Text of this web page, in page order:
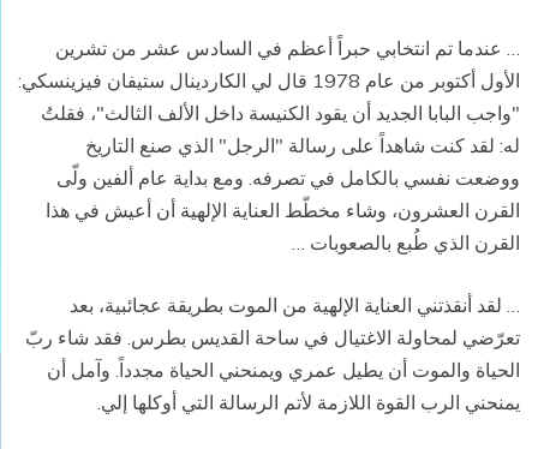
… عندما تم انتخابي حبراً أعظم في السادس عشر من تشرين
الأول أكتوبر من عام 1978 قال لي الكاردينال ستيفان فيزينسكي:
"واجب البابا الجديد أن يقود الكنيسة داخل الألف الثالث"، فقلتُ
له: لقد كنت شاهداً على رسالة "الرجل" الذي صنع التاريخ
ووضعت نفسي بالكامل في تصرفه. ومع بداية عام ألفين ولّى
القرن العشرون، وشاء مخطّط العناية الإلهية أن أعيش في هذا
القرن الذي طُبع بالصعوبات …
… لقد أنقذتني العناية الإلهية من الموت بطريقة عجائبية، بعد
تعرّضي لمحاولة الاغتيال في ساحة القديس بطرس. فقد شاء ربّ
الحياة والموت أن يطيل عمري ويمنحني الحياة مجدداً. وآمل أن
يمنحني الرب القوة اللازمة لأتم الرسالة التي أوكلها إلي.